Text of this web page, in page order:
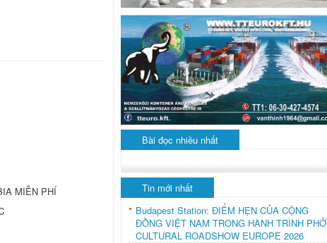
MIỄN PHÍ
Bài đọc nhiều nhất
Tin mới nhất
Budapest Station: ĐIỂM HẸN CỦA CỘNG
ĐỒNG VIỆT NAM TRONG HÀNH TRÌNH PHỞ
CULTURAL ROADSHOW EUROPE 2026